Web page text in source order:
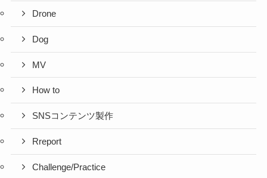
Drone
Dog
MV
How to
SNSコンテンツ製作
Rreport
Challenge/Practice